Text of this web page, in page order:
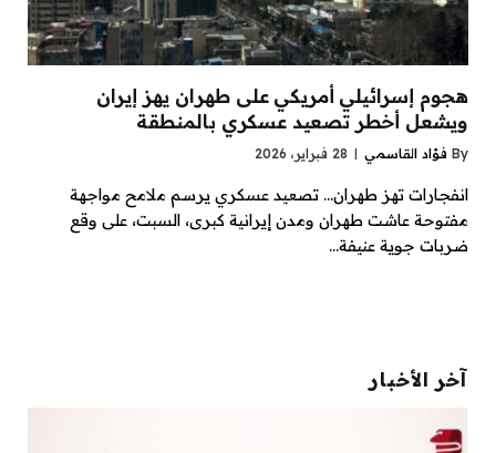
هجوم إسرائيلي أمريكي على طهران يهز إيران
ويشعل أخطر تصعيد عسكري بالمنطقة
By فؤاد القاسمي 28 فبراير، 2026
انفجارات تهز طهران… تصعيد عسكري يرسم ملامح مواجهة
مفتوحة عاشت طهران ومدن إيرانية كبرى، السبت، على وقع
ضربات جوية عنيفة…
آخر الأخبار